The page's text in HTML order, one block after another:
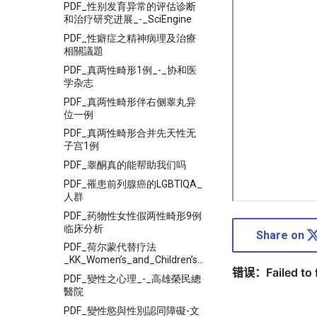
PDF_性别发育异常的评估诊断
和治疗研究进展_-_SciEngine
PDF_性癖症之精神病理及治療
相關議題
PDF_真两性畸形1例_-_协和医
学杂志
PDF_真两性畸形伴右侧睾丸异
位一例
PDF_真两性畸形合并先天性无
子宫1例
PDF_睾酮真的能帮助我们吗
PDF_罹患前列腺癌的LGBTIQA_
人群
PDF_药物性女性假两性畸形9例
临床分析
PDF_荷尔蒙代替疗法
_KK_Women’s_and_Children’s_Hospital
PDF_變性之心理_-_高雄榮民總
醫院
PDF_變性慾與性別認同障礙-文
Share on